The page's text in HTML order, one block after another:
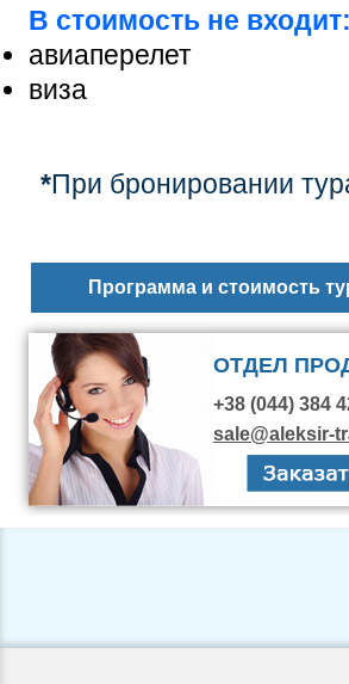
В стоимость не входит:
авиаперелет
виза
*При бронировании
Программа и стоимость
ОТДЕЛ
+38 (044) 384
sale@aleksir-